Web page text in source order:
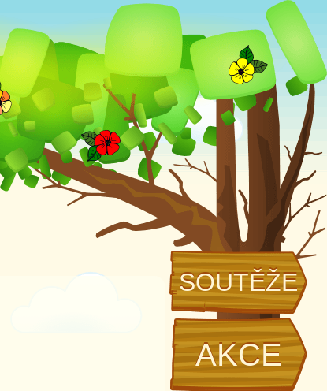
SOUTĚŽE
AKCE